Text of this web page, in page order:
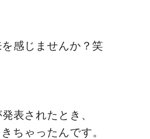
感じませんか？笑
表されたとき、
ちゃったんです。